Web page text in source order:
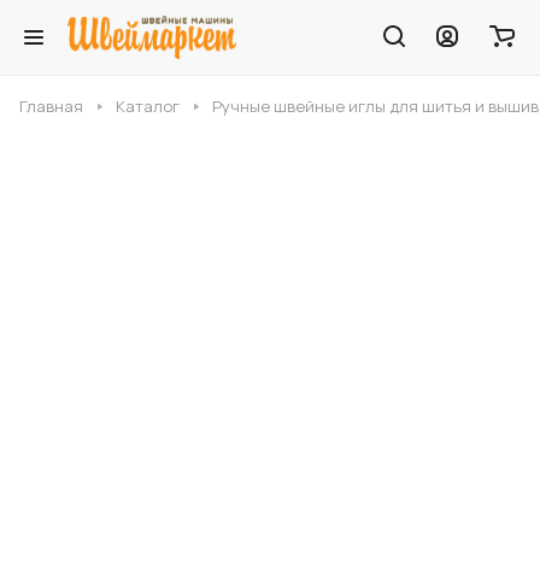
Главная Каталог Ручные швейные иглы для шитья и